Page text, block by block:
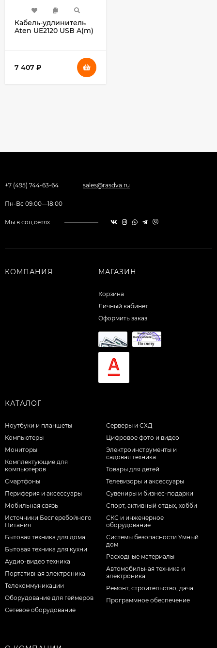
Кабель-удлинитель
Aten UE2120 USB A(m)
7 407 ₽
+7 (495) 744-63-64 sales@rasdva.ru
Пн-Вс 09:00—18:00
Мы в соц.сетях
КОМПАНИЯ МАГАЗИН
Корзина
Личный кабинет
Оформить заказ
КАТАЛОГ
Ноутбуки и планшеты
Компьютеры
Мониторы
Комплектующие для
компьютеров
Смартфоны
Периферия и аксессуары
Мобильная связь
Источники Бесперебойного
Питания
Бытовая техника для дома
Бытовая техника для кухни
Аудио-видео техника
Портативная электроника
Телекоммуникации
Оборудование для геймеров
Сетевое оборудование
Серверы и СХД
Цифровое фото и видео
Электроинструменты и
садовая техника
Товары для детей
Телевизоры и аксессуары
Сувениры и бизнес-подарки
Спорт, активный отдых, хобби
СКС и инженерное
оборудование
Системы безопасности Умный
дом
Расходные материалы
Автомобильная техника и
электроника
Ремонт, строительство, дача
Программное обеспечение